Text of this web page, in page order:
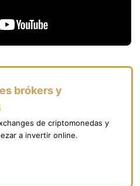
brókers y
de criptomonedas y
a invertir online.